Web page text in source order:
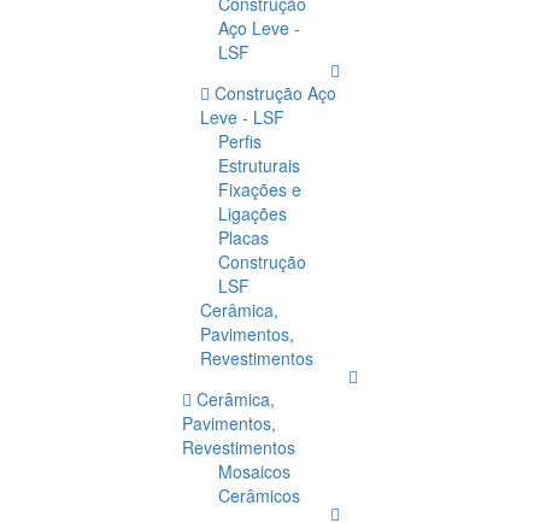
Aço Leve -
LSF
Construção Aço
Leve - LSF
Perfis
Estruturais
Fixações e
Ligações
Placas
Construção
LSF
Cerâmica,
Pavimentos,
Revestimentos
Cerâmica,
Pavimentos,
Revestimentos
Mosaicos
Cerâmicos